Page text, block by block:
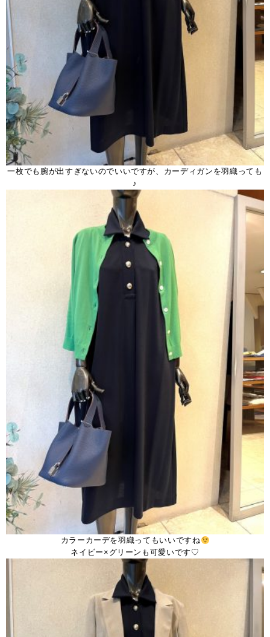
一枚でも腕が出すぎないのでいいですが、カーディガンを羽織っても
♪
カラーカーデを羽織ってもいいですね
ネイビー×グリーンも可愛いです♡